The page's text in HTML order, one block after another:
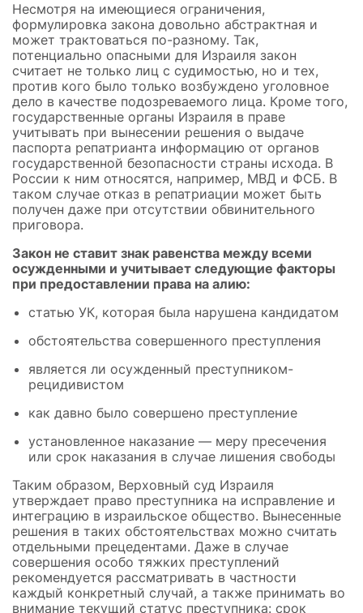
Несмотря на имеющиеся ограничения,
формулировка закона довольно абстрактная и
может трактоваться по-разному. Так,
потенциально опасными для Израиля закон
считает не только лиц с судимостью, но и тех,
против кого было только возбуждено уголовное
дело в качестве подозреваемого лица. Кроме того,
государственные органы Израиля в праве
учитывать при вынесении решения о выдаче
паспорта репатрианта информацию от органов
государственной безопасности страны исхода. В
России к ним относятся, например, МВД и ФСБ. В
таком случае отказ в репатриации может быть
получен даже при отсутствии обвинительного
приговора.
Закон не ставит знак равенства между всеми
осужденными и учитывает следующие факторы
при предоставлении права на алию:
статью УК, которая была нарушена кандидатом
обстоятельства совершенного преступления
является ли осужденный преступником-
рецидивистом
как давно было совершено преступление
установленное наказание — меру пресечения
или срок наказания в случае лишения свободы
Таким образом, Верховный суд Израиля
утверждает право преступника на исправление и
интеграцию в израильское общество. Вынесенные
решения в таких обстоятельствах можно считать
отдельными прецедентами. Даже в случае
совершения особо тяжких преступлений
рекомендуется рассматривать в частности
каждый конкретный случай, а также принимать во
внимание текущий статус преступника: срок